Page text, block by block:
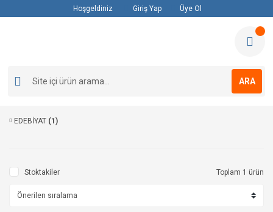
Hoşgeldiniz Giriş Yap Üye Ol
ARA
EDEBİYAT (1)
Stoktakiler Toplam 1 ürün